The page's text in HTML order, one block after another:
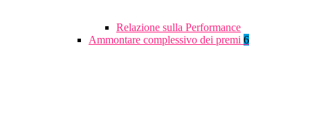
Relazione sulla Performance
Ammontare complessivo dei premi 6